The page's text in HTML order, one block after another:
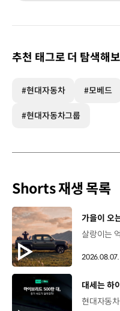
추천 태그로 더 탐색해
#현대자동차 #모베드
#현대자동차그룹
Shorts 재생 목록
[동영상]
가을이 오
2026.08.07.
[동영상]
대세는 하